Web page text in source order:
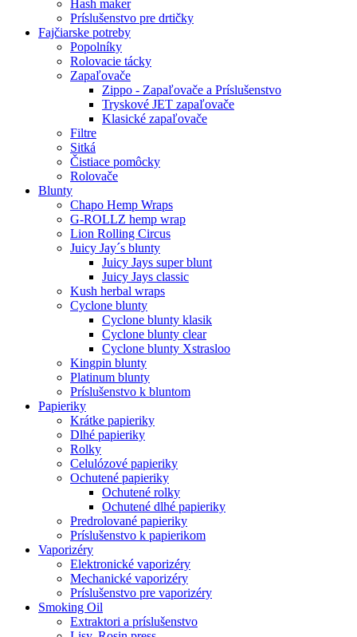
Hash maker
Príslušenstvo pre drtičky
Fajčiarske potreby
Popolníky
Rolovacie tácky
Zapaľovače
Zippo - Zapaľovače a Príslušenstvo
Tryskové JET zapaľovače
Klasické zapaľovače
Filtre
Sitká
Čistiace pomôcky
Rolovače
Blunty
Chapo Hemp Wraps
G-ROLLZ hemp wrap
Lion Rolling Circus
Juicy Jay´s blunty
Juicy Jays super blunt
Juicy Jays classic
Kush herbal wraps
Cyclone blunty
Cyclone blunty klasik
Cyclone blunty clear
Cyclone blunty Xstrasloo
Kingpin blunty
Platinum blunty
Príslušenstvo k bluntom
Papieriky
Krátke papieriky
Dlhé papieriky
Rolky
Celulózové papieriky
Ochutené papieriky
Ochutené rolky
Ochutené dlhé papieriky
Predrolované papieriky
Príslušenstvo k papierikom
Vaporizéry
Elektronické vaporizéry
Mechanické vaporizéry
Príslušenstvo pre vaporizéry
Smoking Oil
Extraktori a príslušenstvo